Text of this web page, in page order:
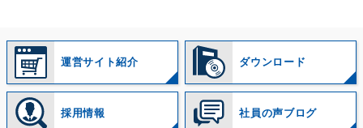
運営サイト紹介 ダウンロード
採用情報 社員の声ブログ